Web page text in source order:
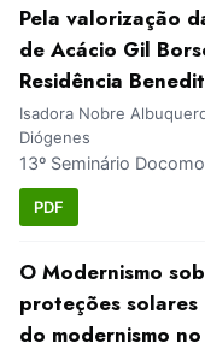
Pela valorização
de Acácio Gil
Residência
Isadora Nobre
Diógenes
13º Seminário
PDF
O Modernismo
proteções solares
do modernismo